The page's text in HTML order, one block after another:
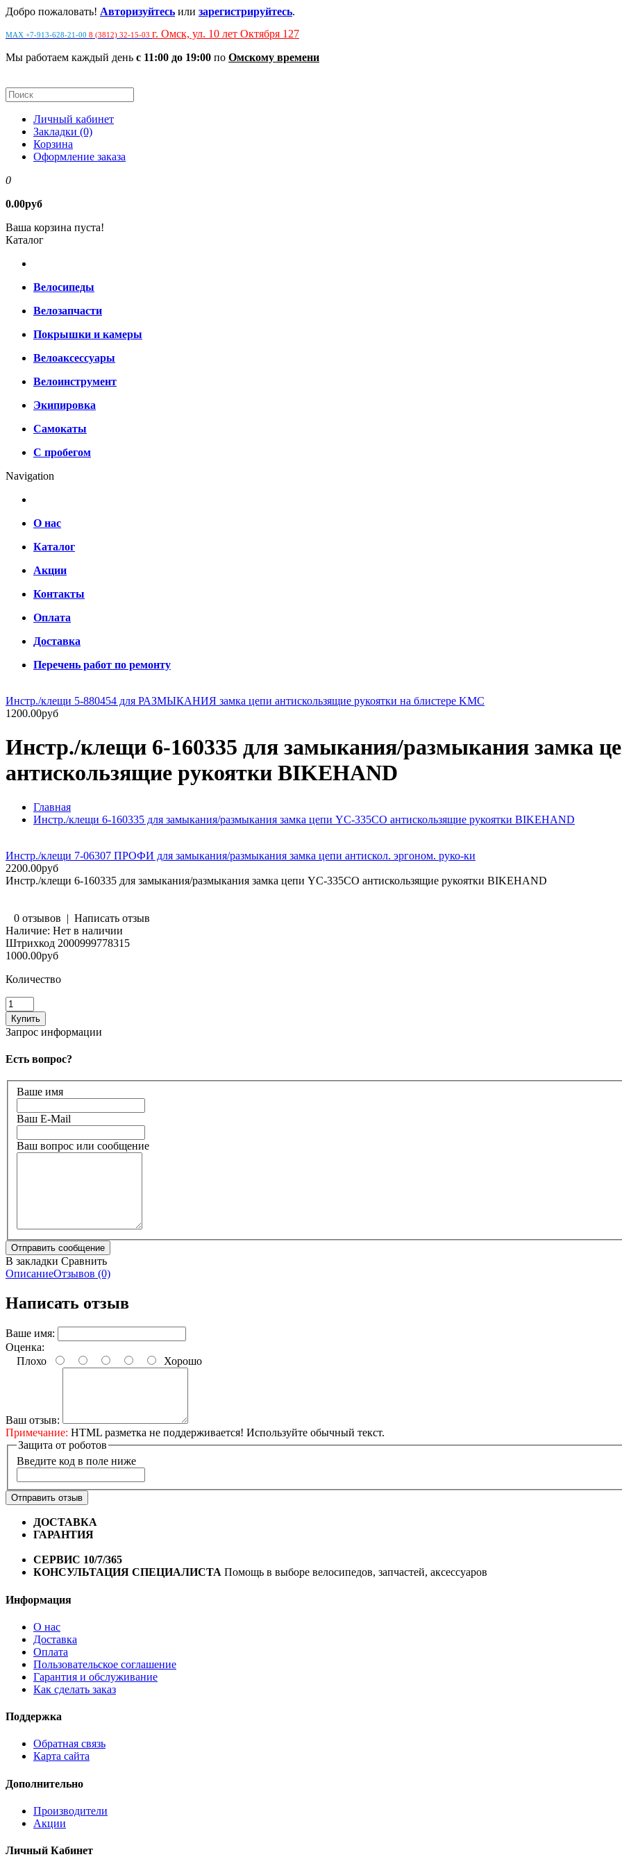
Добро пожаловать! Авторизуйтесь или зарегистрируйтесь.
MAX +7-913-628-21-00 8 (3812) 32-15-03 г. Омск, ул. 10 лет Октября 127
Мы работаем каждый день с 11:00 до 19:00 по Омскому времени
Личный кабинет
Закладки (0)
Корзина
Оформление заказа
0
0.00руб
Ваша корзина пуста!
Каталог
Велосипеды
Велозапчасти
Покрышки и камеры
Велоаксессуары
Велоинструмент
Экипировка
Самокаты
С пробегом
Navigation
О нас
Каталог
Акции
Контакты
Оплата
Доставка
Перечень работ по ремонту
Инстр./клещи 5-880454 для РАЗМЫКАНИЯ замка цепи антискользящие рукоятки на блистере KMC
1200.00руб
Инстр./клещи 6-160335 для замыкания/размыкания замка
антискользящие рукоятки BIKEHAND
Главная
Инстр./клещи 6-160335 для замыкания/размыкания замка цепи YC-335CO антискользящие рукоятки BIKEHAND
Инстр./клещи 7-06307 ПРОФИ для замыкания/размыкания замка цепи антискол. эргоном. руко-ки
2200.00руб
Инстр./клещи 6-160335 для замыкания/размыкания замка цепи YC-335CO антискользящие рукоятки BIKEHAND
0 отзывов | Написать отзыв
Наличие: Нет в наличии
Штрихкод 2000999778315
1000.00руб
Количество
Запрос информации
Есть вопрос?
Ваше имя
Ваш E-Mail
Ваш вопрос или сообщение
В закладки Сравнить
ОписаниеОтзывов (0)
Написать отзыв
Ваше имя:
Оценка:
Плохо
Хорошо
Ваш отзыв:
Примечание: HTML разметка не поддерживается! Используйте обычный текст.
Защита от роботов
Введите код в поле ниже
Отправить отзыв
ДОСТАВКА
ГАРАНТИЯ
СЕРВИС 10/7/365
КОНСУЛЬТАЦИЯ СПЕЦИАЛИСТА Помощь в выборе велосипедов, запчастей, аксессуаров
Информация
О нас
Доставка
Оплата
Пользовательское соглашение
Гарантия и обслуживание
Как сделать заказ
Поддержка
Обратная связь
Карта сайта
Дополнительно
Производители
Акции
Личный Кабинет